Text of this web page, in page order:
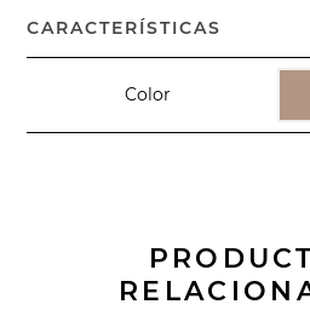
CARACTERÍSTICAS
Color